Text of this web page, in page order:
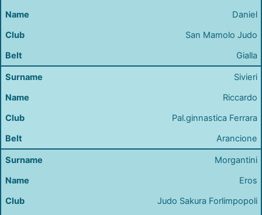
Daniel
San Mamolo Judo
Gialla
Sivieri
Riccardo
Pal.ginnastica Ferrara
Arancione
Morgantini
Eros
Judo Sakura Forlimpopoli